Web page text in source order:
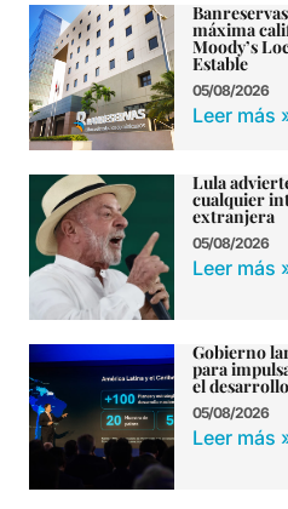
máxima
Moody’s
Estable
05/08/2026
Leer más
Lula
cualquier
extranjera
05/08/2026
Leer más
Gobierno
para
el
05/08/2026
Leer más